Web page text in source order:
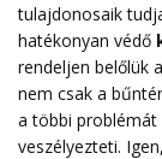
tulajdonosaik
hatékonyan védő
rendeljen belőlük
nem csak a
a többi problémát
veszélyezteti.